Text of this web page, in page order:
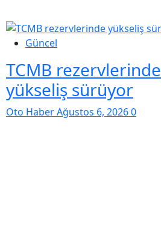
Güncel
TCMB rezervlerinde
yükseliş sürüyor
Oto HaberAğustos 6, 20260